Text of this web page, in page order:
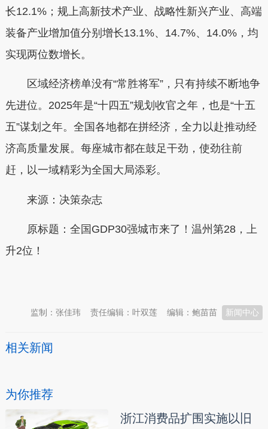
长12.1%；规上高新技术产业、战略性新兴产业、高端
装备产业增加值分别增长13.1%、14.7%、14.0%，均
实现两位数增长。
区域经济榜单没有“常胜将军”，只有持续不断地争
先进位。2025年是“十四五”规划收官之年，也是“十五
五”谋划之年。全国各地都在拼经济，全力以赴推动经
济高质量发展。每座城市都在鼓足干劲，使劲往前
赶，以一域精彩为全国大局添彩。
来源：决策杂志
原标题： 全国GDP30强城市来了！温州第28，上
升2位！
新闻中心
编辑：鲍苗苗
责任编辑：叶双莲
监制：张佳玮
相关新闻
为你推荐
浙江消费品扩围实施以旧